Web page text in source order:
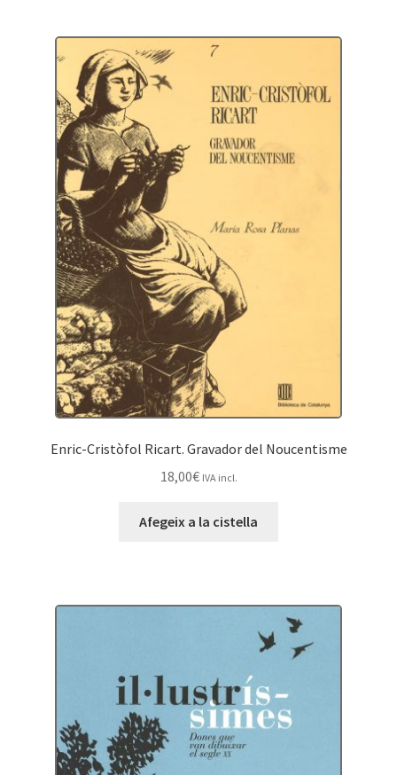
Enric-Cristòfol Ricart. Gravador del Noucentisme
18,00€ IVA incl.
Afegeix a la cistella